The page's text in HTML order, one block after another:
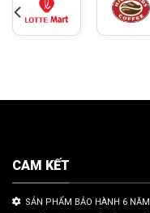
CAM KẾT
SẢN PHẨM BẢO HÀNH 6 NĂM